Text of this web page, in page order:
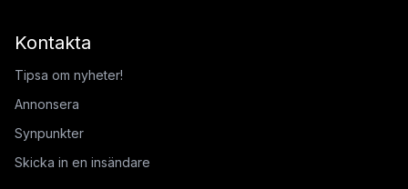
Kontakta
Tipsa om nyheter!
Annonsera
Synpunkter
Skicka in en insändare